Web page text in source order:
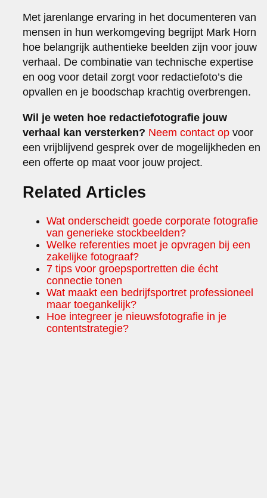
Met jarenlange ervaring in het documenteren van
mensen in hun werkomgeving begrijpt Mark Horn
hoe belangrijk authentieke beelden zijn voor jouw
verhaal. De combinatie van technische expertise
en oog voor detail zorgt voor redactiefoto’s die
opvallen en je boodschap krachtig overbrengen.
Wil je weten hoe redactiefotografie jouw
verhaal kan versterken? Neem contact op voor
een vrijblijvend gesprek over de mogelijkheden en
een offerte op maat voor jouw project.
Related Articles
Wat onderscheidt goede corporate fotografie
van generieke stockbeelden?
Welke referenties moet je opvragen bij een
zakelijke fotograaf?
7 tips voor groepsportretten die écht
connectie tonen
Wat maakt een bedrijfsportret professioneel
maar toegankelijk?
Hoe integreer je nieuwsfotografie in je
contentstrategie?